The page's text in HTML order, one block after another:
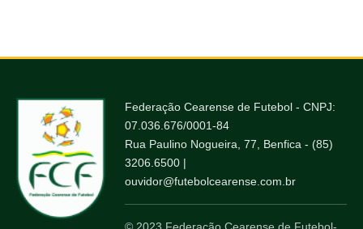
Federação Cearense de Futebol - CNPJ:
07.036.676/0001-84
Rua Paulino Nogueira, 77, Benfica - (85)
3206.6500 |
ouvidor@futebolcearense.com.br